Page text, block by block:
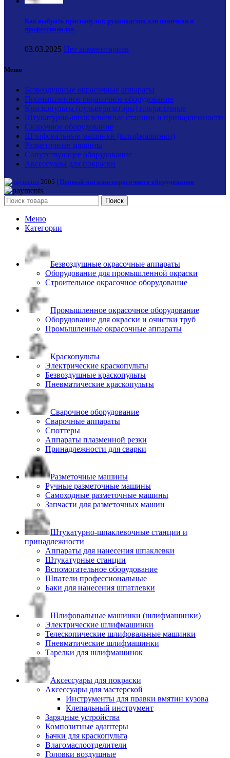
Как выбрать краскопульт: руководство для новичков и
профессионалов
03.03.2025 Нет комментариев
Меню
Безвоздушные окрасочные аппараты
Промышленное окрасочное оборудование
Краскопульты (пульверизаторы) покрасочные
Штукатурно-шпаклевочные станции и принадлежности
Сварочное оборудование
Шлифовальные машинки (шлифмашинки)
Разметочные машины
Сопутствующее оборудование
Аксессуары для покраски
2005 | Первый магазин окрасочного оборудования
Поиск
Меню
Категории
Безвоздушные окрасочные аппараты
Оборудование для промышленной окраски
Строительное окрасочное оборудование
Промышленное окрасочное оборудование
Оборудование для окраски и очистки труб
Промышленные окрасочные аппараты
Краскопульты
Электрические краскопульты
Безвоздушные краскопульты
Пневматические краскопульты
Сварочное оборудование
Сварочные аппараты
Споттеры
Аппараты плазменной резки
Принадлежности для сварки
Разметочные машины
Ручные разметочные машины
Самоходные разметочные машины
Запчасти для разметочных машин
Штукатурно-шпаклевочные станции и
принадлежности
Аппараты для нанесения шпаклевки
Штукатурные станции
Вспомогательное оборудование
Шпатели профессиональные
Баки для нанесения шпатлевки
Шлифовальные машинки (шлифмашинки)
Электрические шлифмашинки
Телескопические шлифовальные машинки
Пневматические шлифмашинки
Тарелки для шлифмашинок
Аксессуары для покраски
Аксессуары для мастерской
Инструменты для правки вмятин кузова
Клепальный инструмент
Зарядные устройства
Композитные адаптеры
Бачки для краскопульта
Влагомаслоотделители
Головки воздушные